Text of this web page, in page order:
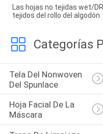
Las hojas no tejidas wet/
tejidos del rollo del algodón
Categorías
Tela Del Nonwoven
Del Spunlace
Hoja Facial De La
Máscara